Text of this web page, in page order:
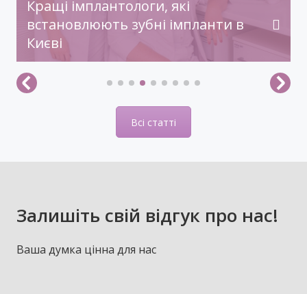
Кращі імплантологи, які
встановлюють зубні імпланти в
Києві
Всі статті
Залишіть свій відгук про нас!
Ваша думка цінна для нас